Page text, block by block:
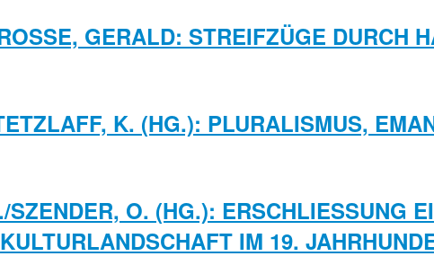
GERALD: STREIFZÜGE DURCH
K. (HG.): PLURALISMUS,
O. (HG.): ERSCHLIESSUNG
ULTURLANDSCHAFT IM 19.